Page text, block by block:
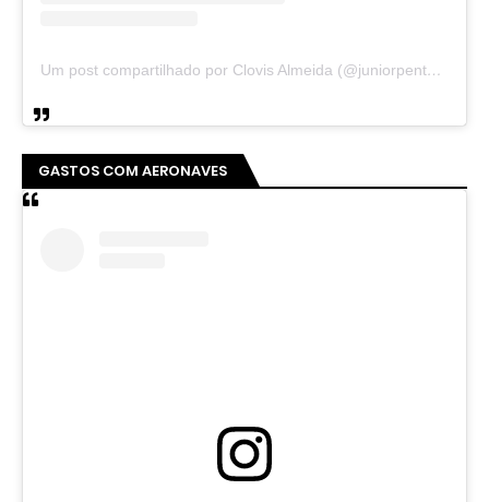
Um post compartilhado por Clovis Almeida (@juniorpentecoste01)
GASTOS COM AERONAVES